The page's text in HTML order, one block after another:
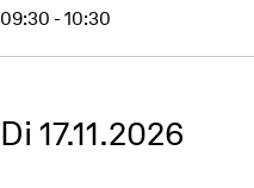
09:30 - 10:30
Di 17.11.2026